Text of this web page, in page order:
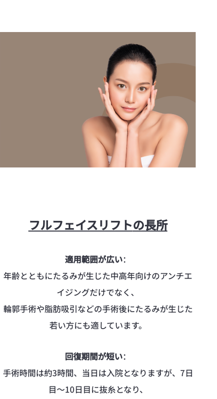
フルフェイスリフトの長所
適用範囲が広い：
年齢とともにたるみが生じた中高年向けのアンチエ
イジングだけでなく、
輪郭手術や脂肪吸引などの手術後にたるみが生じた
若い方にも適しています。
回復期間が短い：
手術時間は約3時間、当日は入院となりますが、7日
目～10日目に抜糸となり、